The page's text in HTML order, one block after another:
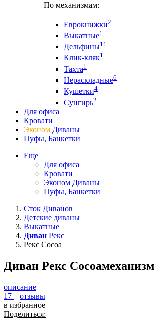
По механизмам:
Еврокнижки2
Выкатные1
Дельфины11
Клик-кляк1
Тахта1
Нераскладные6
Кушетки4
Сунгирь2
Для офиса
Кровати
Эконом Диваны
Пуфы, Банкетки
Еще
Для офиса
Кровати
Эконом Диваны
Пуфы, Банкетки
Сток Диванов
Детские диваны
Выкатные
Диван Рекс
Рекс Cocoa
Диван Рекс Cocoaмеханизм
описание
17
отзывы
в избранное
Поделиться: